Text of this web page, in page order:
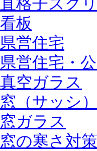
看板
県営住宅
県営住宅・
真空ガラス
窓（サッシ）
窓ガラス
窓の寒さ対策